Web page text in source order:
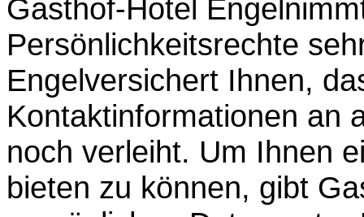
Gasthof-Hotel
Persönlichkeitsrechte
Engelversichert Ihnen,
Kontaktinformationen an
noch verleiht. Um Ihnen
bieten zu können, gibt